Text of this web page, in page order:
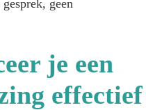
geen
je een
effectief